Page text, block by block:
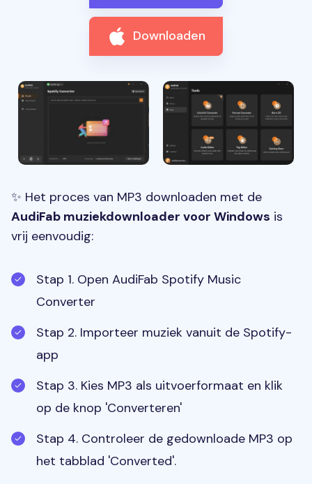
Downloaden
✨ Het proces van MP3 downloaden met de
AudiFab muziekdownloader voor Windows is
vrij eenvoudig:
Stap 1. Open AudiFab Spotify Music
Converter
Stap 2. Importeer muziek vanuit de Spotify-
app
Stap 3. Kies MP3 als uitvoerformaat en klik
op de knop 'Converteren'
Stap 4. Controleer de gedownloade MP3 op
het tabblad 'Converted'.